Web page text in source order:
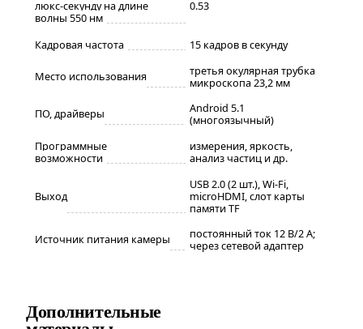
люкc-секунду на длине
волны 550 нм
0.53
Кадровая частота 15 кадров в секунду
Место использования
третья окулярная трубка
микроскопа 23,2 мм
ПО, драйверы
Android 5.1
(многоязычный)
Программные
возможности
измерения, яркость,
анализ частиц и др.
Выход
USB 2.0 (2 шт.), Wi-Fi,
microHDMI, слот карты
памяти TF
Источник питания камеры
постоянный ток 12 В/2 A;
через сетевой адаптер
Дополнительные